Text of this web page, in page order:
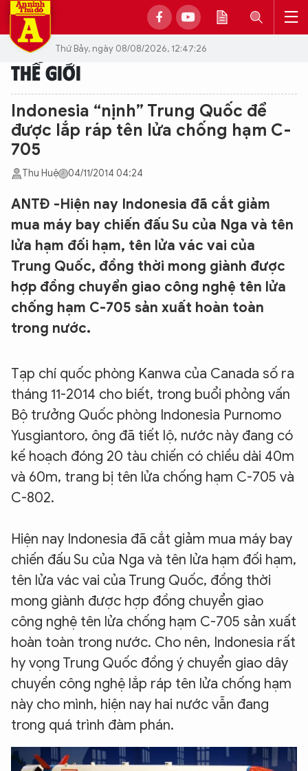
Thứ Bảy, ngày 08/08/2026, 12:47:26
THẾ GIỚI
Indonesia “nịnh” Trung Quốc để
được lắp ráp tên lửa chống hạm C-
705
Thu Huệ 04/11/2014 04:24
ANTĐ -Hiện nay Indonesia đã cắt giảm
mua máy bay chiến đấu Su của Nga và tên
lửa hạm đối hạm, tên lửa vác vai của
Trung Quốc, đồng thời mong giành được
hợp đồng chuyển giao công nghệ tên lửa
chống hạm C-705 sản xuất hoàn toàn
trong nước.
Tạp chí quốc phòng Kanwa của Canada số ra
tháng 11-2014 cho biết, trong buổi phỏng vấn
Bộ trưởng Quốc phòng Indonesia Purnomo
Yusgiantoro, ông đã tiết lộ, nước này đang có
kế hoạch đóng 20 tàu chiến có chiều dài 40m
và 60m, trang bị tên lửa chống hạm C-705 và
C-802.
Hiện nay Indonesia đã cắt giảm mua máy bay
chiến đấu Su của Nga và tên lửa hạm đối hạm,
tên lửa vác vai của Trung Quốc, đồng thời
mong giành được hợp đồng chuyển giao
công nghệ tên lửa chống hạm C-705 sản xuất
hoàn toàn trong nước. Cho nên, Indonesia rất
hy vọng Trung Quốc đồng ý chuyển giao dây
chuyền công nghệ lắp ráp tên lửa chống hạm
này cho mình, hiện nay hai nước vẫn đang
trong quá trình đàm phán.